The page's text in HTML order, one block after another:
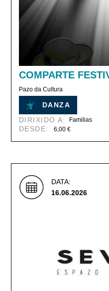
COMPARTE
Pazo da Cultura
DANZA
DIRIXIDO A:
Familias
DESDE: 6,00 €
DATA:
16.06.2026